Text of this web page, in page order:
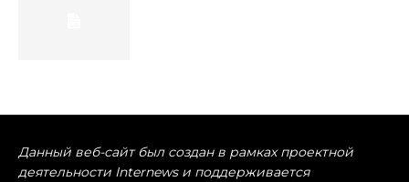
Данный веб-сайт был создан в рамках проектной
деятельности Internews и поддерживается